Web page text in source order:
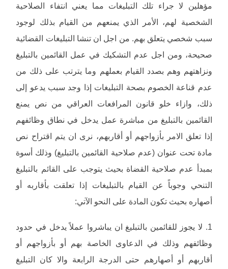
مؤهلين لا جراء تلك التبليغات مما يعني انتفاء الصلاحية
الشخصية لهم، الأمر الذي يمنعهم من القيام بذلك لوجود
سبب شخصي يتعلق بهم. من اجل ان تنشا التبليغات القضائية
صحيحة، ومن اجل عدم التشكيك في عمل القائمين بالتبليغ
ونزاهتهم وهم بصدد القيام بعملهم وما يترتب على ذلك من
عدم قناعة الخصوم بصحة التبليغات إذا وجد سبب يدعو إلى
ذلك، وازاء خلو قانون المرافعات العراقي من نص يمنع
القائمين بالتبليغ من مباشرة عمل يدخل في نطاق وظائفهم
إذا تعلق الامر بأزواجهم أو أقاربهم، نرى ان يتم اقتراح نص
مادة تحت عنوان (عدم صلاحية القائمين بالتبليغ) وذلك أسوة
بمبدأ عدم صلاحية القضاة بحيث يتوجب على القائم بالتبليغ
التنحي وجوباً عن القيام بالتبليغات إذا تعلقت بأقاربه أو
أصهاره بحيث تكون المادة على النحو الآتي:
1. لا يجوز للقائمين بالتبليغ ان يباشروا عملاً يدخل في حدود
وظائفهم وذلك في الدعاوى الخاصة بهم أو بأزواجهم أو
أقاربهم أو أصهارهم حتى الدرجة الرابعة والا كان التبليغ